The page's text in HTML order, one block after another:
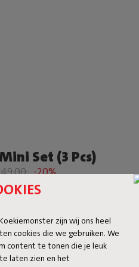
zijn wij ons heel
cookies die we gebruiken. We
content te tonen die je leuk
laten zien en het
Set (3 Pcs)
-20%